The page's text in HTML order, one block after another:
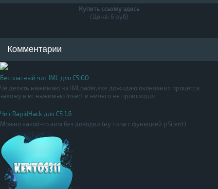
Купить ссылку здесь
(Цена: 6 руб)
Комментарии
Бесплатный чит IML для CS:GO
Чё делать нажимаю на IMLoader.exe дожидаю окончания процесса
захожу в кс нажимаю Insert и ничего не происходит
Чит RapidHack для CS 1.6
Можно какой-то аим без доводки (ну типа с функцией pSilent)